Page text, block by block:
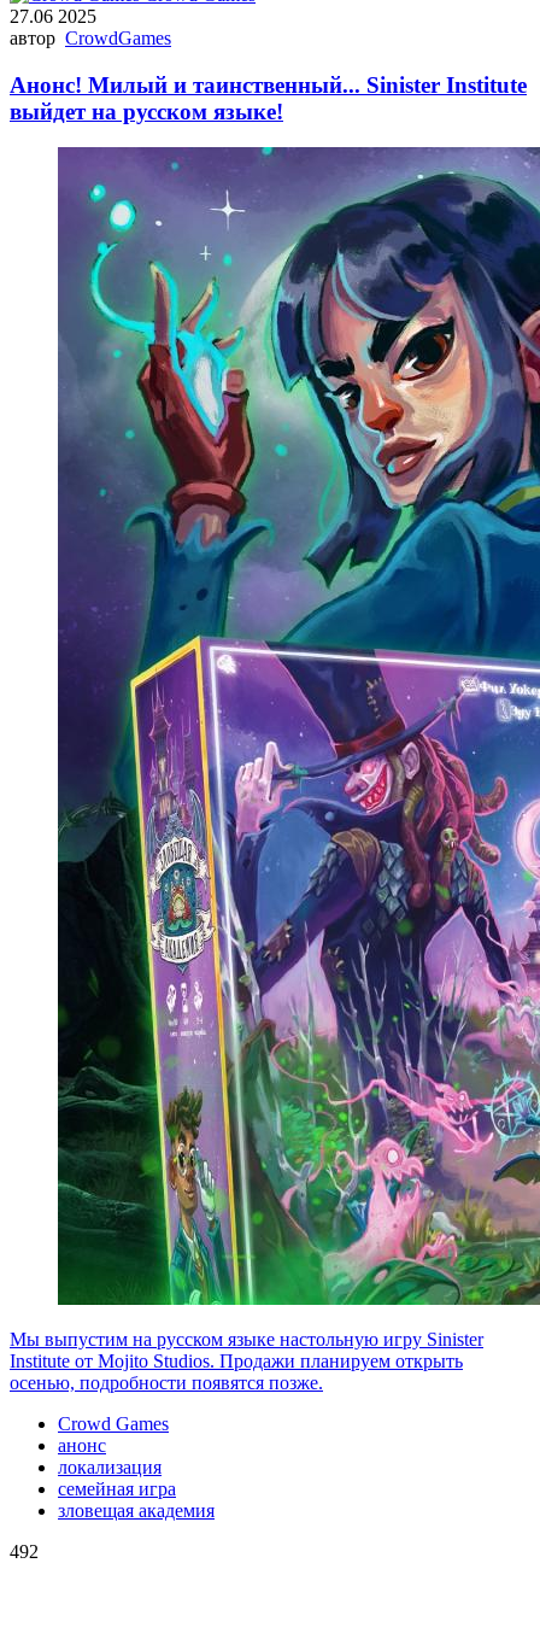
27.06 2025
автор CrowdGames
Анонс! Милый и таинственный... Sinister Institute
выйдет на русском языке!
Мы выпустим на русском языке настольную игру Sinister
Institute от Mojito Studios. Продажи планируем открыть
осенью, подробности появятся позже.
Crowd Games
анонс
локализация
семейная игра
зловещая академия
492